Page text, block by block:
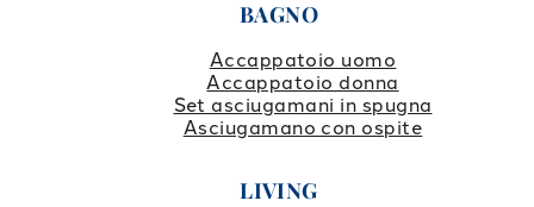
BAGNO
Accappatoio uomo
Accappatoio donna
Set asciugamani in spugna
Asciugamano con ospite
LIVING